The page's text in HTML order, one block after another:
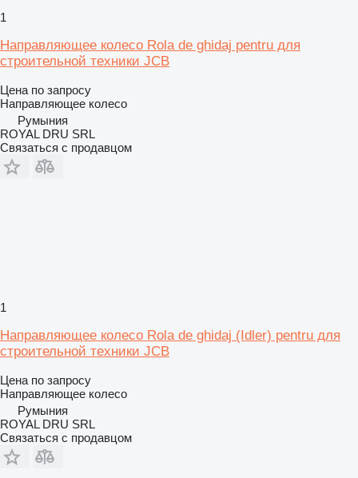
1
Направляющее колесо Rola de ghidaj pentru для
строительной техники JCB
Цена по запросу
Направляющее колесо
Румыния
ROYAL DRU SRL
Связаться с продавцом
1
Направляющее колесо Rola de ghidaj (Idler) pentru для
строительной техники JCB
Цена по запросу
Направляющее колесо
Румыния
ROYAL DRU SRL
Связаться с продавцом